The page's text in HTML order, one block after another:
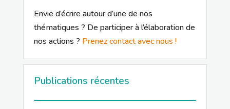
Envie d’écrire autour d’une de nos
thématiques ? De participer à l’élaboration de
nos actions ? Prenez contact avec nous !
Publications récentes